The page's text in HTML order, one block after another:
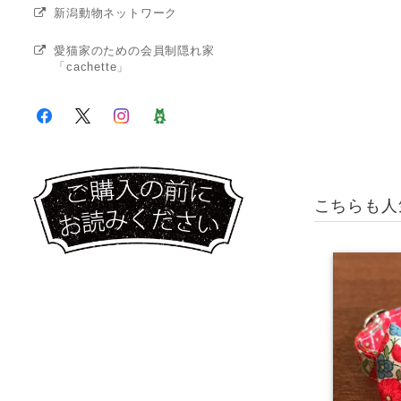
新潟動物ネットワーク
愛猫家のための会員制隠れ家
「cachette」
こちらも